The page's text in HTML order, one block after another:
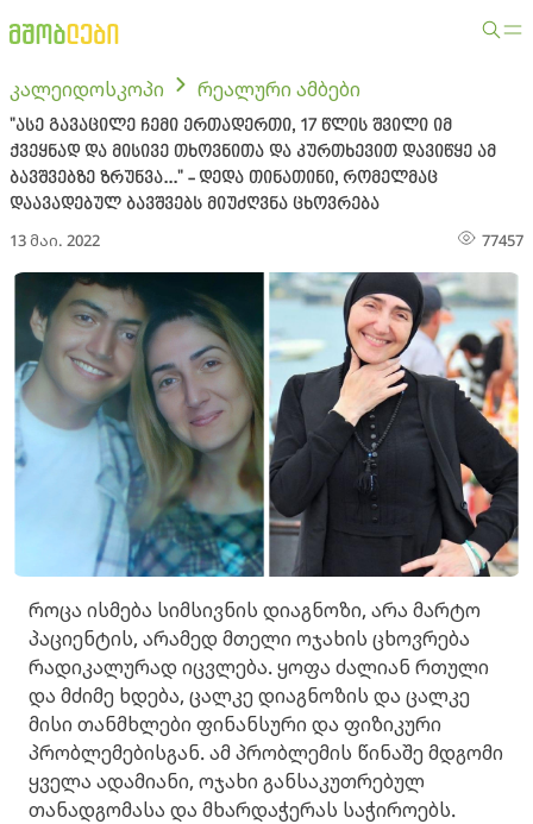
კალეიდოსკოპი რეალური ამბები
"ასე გავაცილე ჩემი ერთადერთი, 17 წლის შვილი იმ
ქვეყნად და მისივე თხოვნითა და კურთხევით დავიწყე ამ
ბავშვებზე ზრუნვა..." - დედა თინათინი, რომელმაც
დაავადებულ ბავშვებს მიუძღვნა ცხოვრება
13 მაი. 2022 77457
როცა ისმება სიმსივნის დიაგნოზი, არა მარტო
პაციენტის, არამედ მთელი ოჯახის ცხოვრება
რადიკალურად იცვლება. ყოფა ძალიან რთული
და მძიმე ხდება, ცალკე დიაგნოზის და ცალკე
მისი თანმხლები ფინანსური და ფიზიკური
პრობლემებისგან. ამ პრობლემის წინაშე მდგომი
ყველა ადამიანი, ოჯახი განსაკუთრებულ
თანადგომასა და მხარდაჭერას საჭიროებს.